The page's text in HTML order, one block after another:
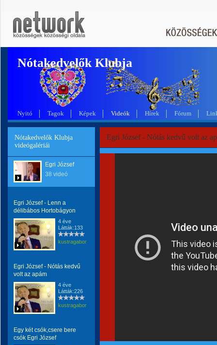
Nótakedvelők Klubja
Nyitó Tagok Képek Videók Hírek Fórum
Nótakedvelők Klubja
videógalériái
Egri József
38 videó
Egri József - Lenn a
délibábos Hortobágyon
4 éve
Látták:133
kustragabor
Egri József - Nótás kedvű
volt az apám
4 éve
Látták:226
kustragabor
Egy két csók,csere bere
csók Egri József
Egri József - Nótás kedvű volt az